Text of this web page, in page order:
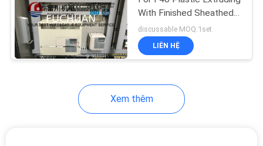
With Finished Sheathed
Dia 6-16mm
discussable MOQ:1set
LIÊN HỆ
Xem thêm